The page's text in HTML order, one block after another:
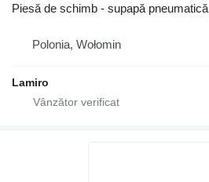
Piesă de schimb - supapă pneumatică
Polonia, Wołomin
Lamiro